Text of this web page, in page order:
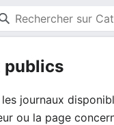
publics
journaux
ou la page